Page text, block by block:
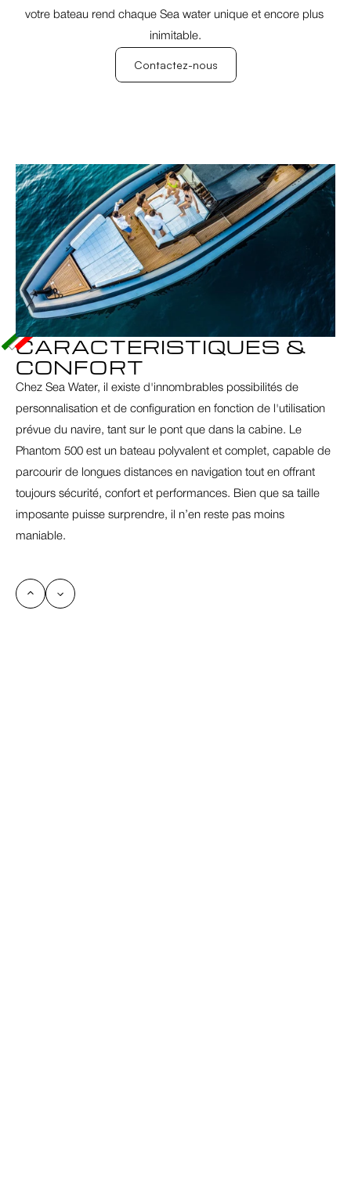
votre bateau rend chaque Sea water unique et encore plus
inimitable.
Contactez-nous
FABRIQUÉ EN ITALIE
CARACTERISTIQUES &
CONFORT
Chez Sea Water, il existe d'innombrables possibilités de
personnalisation et de configuration en fonction de l'utilisation
prévue du navire, tant sur le pont que dans la cabine. Le
Phantom 500 est un bateau polyvalent et complet, capable de
parcourir de longues distances en navigation tout en offrant
toujours sécurité, confort et performances. Bien que sa taille
imposante puisse surprendre, il n’en reste pas moins
maniable.